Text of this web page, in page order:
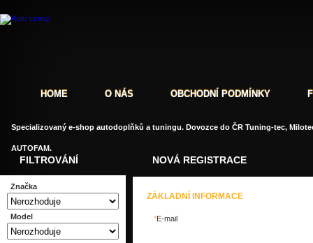
NOVÁ REGISTRACE
ZÁKLADNÍ INFORMACE
*E-mail
FILTROVÁNÍ
Značka
Model
HOME O NÁS OBCHODNÍ PODMÍNKY
Specializovaný e-shop autodoplňků a tuningu. Dovozce do ČR Tuning-tec,
AUTOFAM.